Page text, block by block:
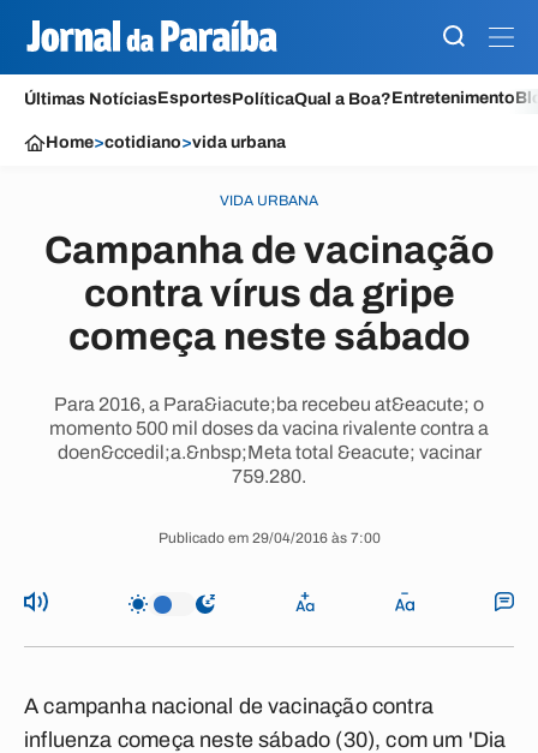
Últimas NotíciasEsportesPolíticaQual a Boa?Entretenimento
Home>cotidiano>vida urbana
VIDA URBANA
Campanha de vacinação
contra vírus da gripe
começa neste sábado
Para 2016, a Para&iacute;ba recebeu at&eacute; o
momento 500 mil doses da vacina rivalente contra a
doen&ccedil;a.&nbsp;Meta total &eacute; vacinar
759.280.
Publicado em 29/04/2016 às 7:00
A campanha nacional de vacinação contra
influenza começa neste sábado (30), com um 'Dia